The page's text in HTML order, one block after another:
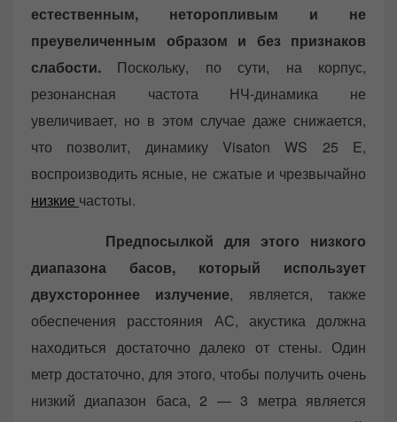
естественным, неторопливым и не
преувеличенным образом и без признаков
слабости. Поскольку, по сути, на корпус,
резонансная частота НЧ-динамика не
увеличивает, но в этом случае даже снижается,
что позволит, динамику Visaton WS 25 E,
воспроизводить ясные, не сжатые и чрезвычайно
низкие частоты.
Предпосылкой для этого низкого
диапазона басов, который использует
двухстороннее излучение, является, также
обеспечения расстояния АС, акустика должна
находиться достаточно далеко от стены. Один
метр достаточно, для этого, чтобы получить очень
низкий диапазон баса, 2 — 3 метра является